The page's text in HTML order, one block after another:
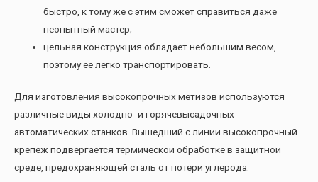
быстро, к тому же с этим сможет справиться даже
неопытный мастер;
цельная конструкция обладает небольшим весом,
поэтому ее легко транспортировать.
Для изготовления высокопрочных метизов используются
различные виды холодно- и горячевысадочных
автоматических станков. Вышедший с линии высокопрочный
крепеж подвергается термической обработке в защитной
среде, предохраняющей сталь от потери углерода.